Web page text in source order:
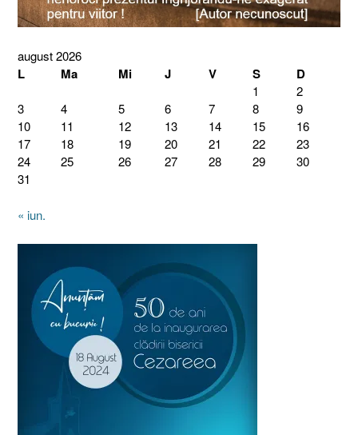
august 2026
L Ma Mi J V S D
1
2
3
4 5 6 7 8
9
10
11 12 13 14 15
16
17
18 19 20 21 22
23
24
25 26 27 28 29
30
31
« iun.